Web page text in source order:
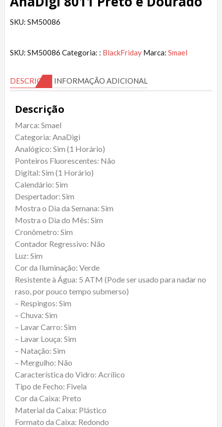
SKU: SM50086
SKU: SM50086 Categoria: : BlackFriday Marca: Smael
DESCRIÇÃO INFORMAÇÃO ADICIONAL
Descrição
Marca: Smael
Categoria: AnaDigi
Analógico: Sim (1 Horário)
Ponteiros Fluorescentes: Não
Digital: Sim (1 Horário)
Calendário: Sim
Despertador: Sim
Mostra o Dia da Semana: Sim
Mostra o Dia do Mês: Sim
Cronômetro: Sim
Contador Regressivo: Não
Luz: Sim
Cor da Iluminação: Verde
Resistente à Água: 5 ATM (Pode ser usado para nadar no
raso, por pouco tempo submerso)
– Respingos: Sim
– Chuva: Sim
– Lavar Carro: Sim
– Lavar Louça: Sim
– Natação: Sim
– Mergulho: Não
Característica do Vidro: Acrílico
Tipo de Fecho: Fivela
Cor da Caixa: Preto
Material da Caixa: Plástico
Formato da Caixa: Redondo